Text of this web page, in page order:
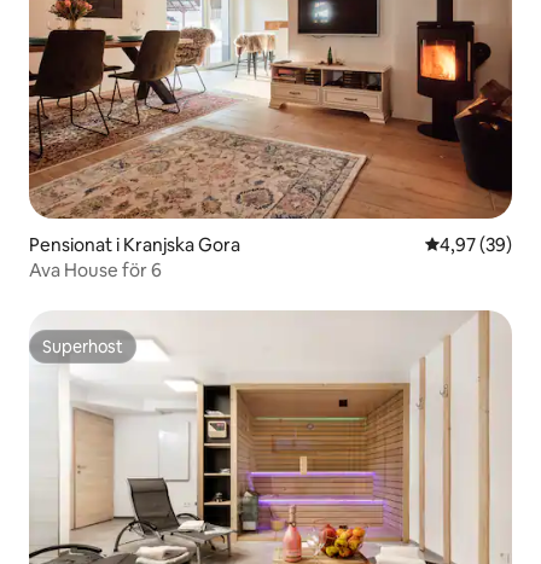
Pensionat i Kranjska Gora 4,97 av 5 i
4,97 (39)
Ava House för 6
Superhost
Superhost